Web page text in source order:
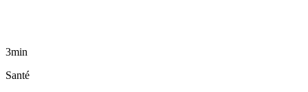
3min
Santé